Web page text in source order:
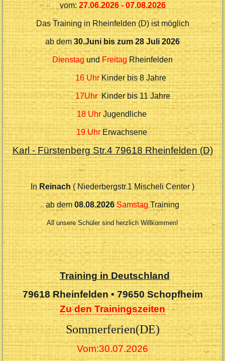
vom: 27.06.2026 - 07.08.2026
Das Training in Rheinfelden (D) ist möglich
ab dem30.Juni bis zum 28 Juli 2026
DienstagundFreitagRheinfelden
16 UhrKinder bis 8 Jahre
17UhrKinder bis 11 Jahre
18 UhrJugendliche
19 UhrErwachsene
Karl - Fürstenberg Str.4 79618 Rheinfelden (D)
In Reinach( Niederbergstr.1 Mischeli Center )
ab dem08.08.2026 SamstagTraining
All unsere Schüler sind herzlich Willkommen!
Training in Deutschland
79618 Rheinfelden •79650 Schopfheim
Zu den Trainingszeiten
Sommerferien(DE)
Vom:30.07.2026